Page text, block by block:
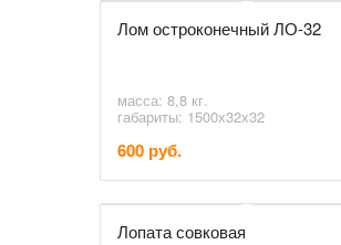
Лом остроконечный ЛО-32
масса: 8,8 кг.
габариты: 1500х32х32
600 руб.
Лопата совковая